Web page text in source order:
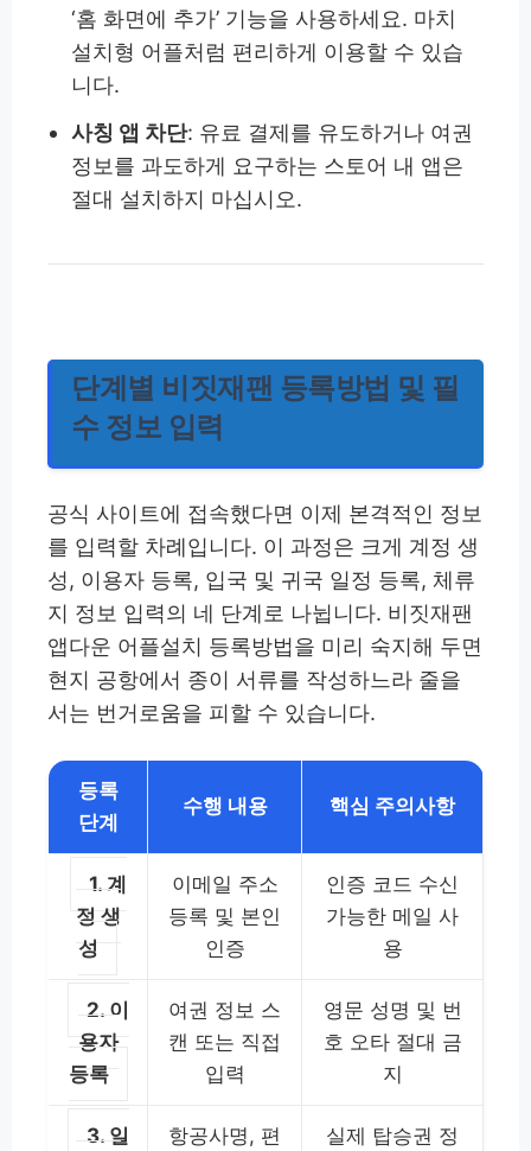
‘홈 화면에 추가’ 기능을 사용하세요. 마치
설치형 어플처럼 편리하게 이용할 수 있습
니다.
사칭 앱 차단: 유료 결제를 유도하거나 여권
정보를 과도하게 요구하는 스토어 내 앱은
절대 설치하지 마십시오.
단계별 비짓재팬 등록방법 및 필
수 정보 입력
공식 사이트에 접속했다면 이제 본격적인 정보
를 입력할 차례입니다. 이 과정은 크게 계정 생
성, 이용자 등록, 입국 및 귀국 일정 등록, 체류
지 정보 입력의 네 단계로 나뉩니다. 비짓재팬
앱다운 어플설치 등록방법을 미리 숙지해 두면
현지 공항에서 종이 서류를 작성하느라 줄을
서는 번거로움을 피할 수 있습니다.
등록
단계
수행 내용 핵심 주의사항
1. 계
정 생
성
이메일 주소
등록 및 본인
인증
인증 코드 수신
가능한 메일 사
용
2. 이
용자
등록
여권 정보 스
캔 또는 직접
입력
영문 성명 및 번
호 오타 절대 금
지
3. 일
항공사명, 편
실제 탑승권 정